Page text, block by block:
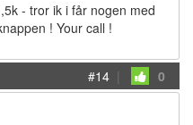
- tror ik i får nogen med
! Your call !
#14 | 0